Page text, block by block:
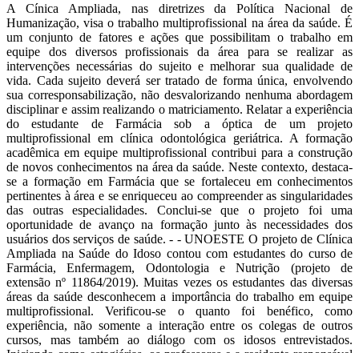
A Cínica Ampliada, nas diretrizes da Política Nacional de
Humanização, visa o trabalho multiprofissional na área da saúde. É
um conjunto de fatores e ações que possibilitam o trabalho em
equipe dos diversos profissionais da área para se realizar as
intervenções necessárias do sujeito e melhorar sua qualidade de
vida. Cada sujeito deverá ser tratado de forma única, envolvendo
sua corresponsabilização, não desvalorizando nenhuma abordagem
disciplinar e assim realizando o matriciamento. Relatar a experiência
do estudante de Farmácia sob a óptica de um projeto
multiprofissional em clínica odontológica geriátrica. A formação
acadêmica em equipe multiprofissional contribui para a construção
de novos conhecimentos na área da saúde. Neste contexto, destaca-
se a formação em Farmácia que se fortaleceu em conhecimentos
pertinentes à área e se enriqueceu ao compreender as singularidades
das outras especialidades. Conclui-se que o projeto foi uma
oportunidade de avanço na formação junto às necessidades dos
usuários dos serviços de saúde. - - UNOESTE O projeto de Clínica
Ampliada na Saúde do Idoso contou com estudantes do curso de
Farmácia, Enfermagem, Odontologia e Nutrição (projeto de
extensão nº 11864/2019). Muitas vezes os estudantes das diversas
áreas da saúde desconhecem a importância do trabalho em equipe
multiprofissional. Verificou-se o quanto foi benéfico, como
experiência, não somente a interação entre os colegas de outros
cursos, mas também ao diálogo com os idosos entrevistados.